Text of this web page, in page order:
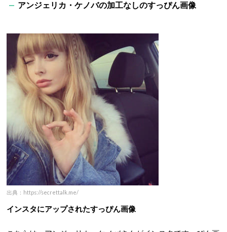
アンジェリカ・ケノバの加工なしのすっぴん画像
出典：https://secrettalk.me/
インスタにアップされたすっぴん画像